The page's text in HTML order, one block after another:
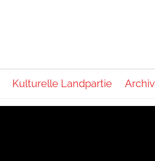
Kulturelle Landpartie Archiv